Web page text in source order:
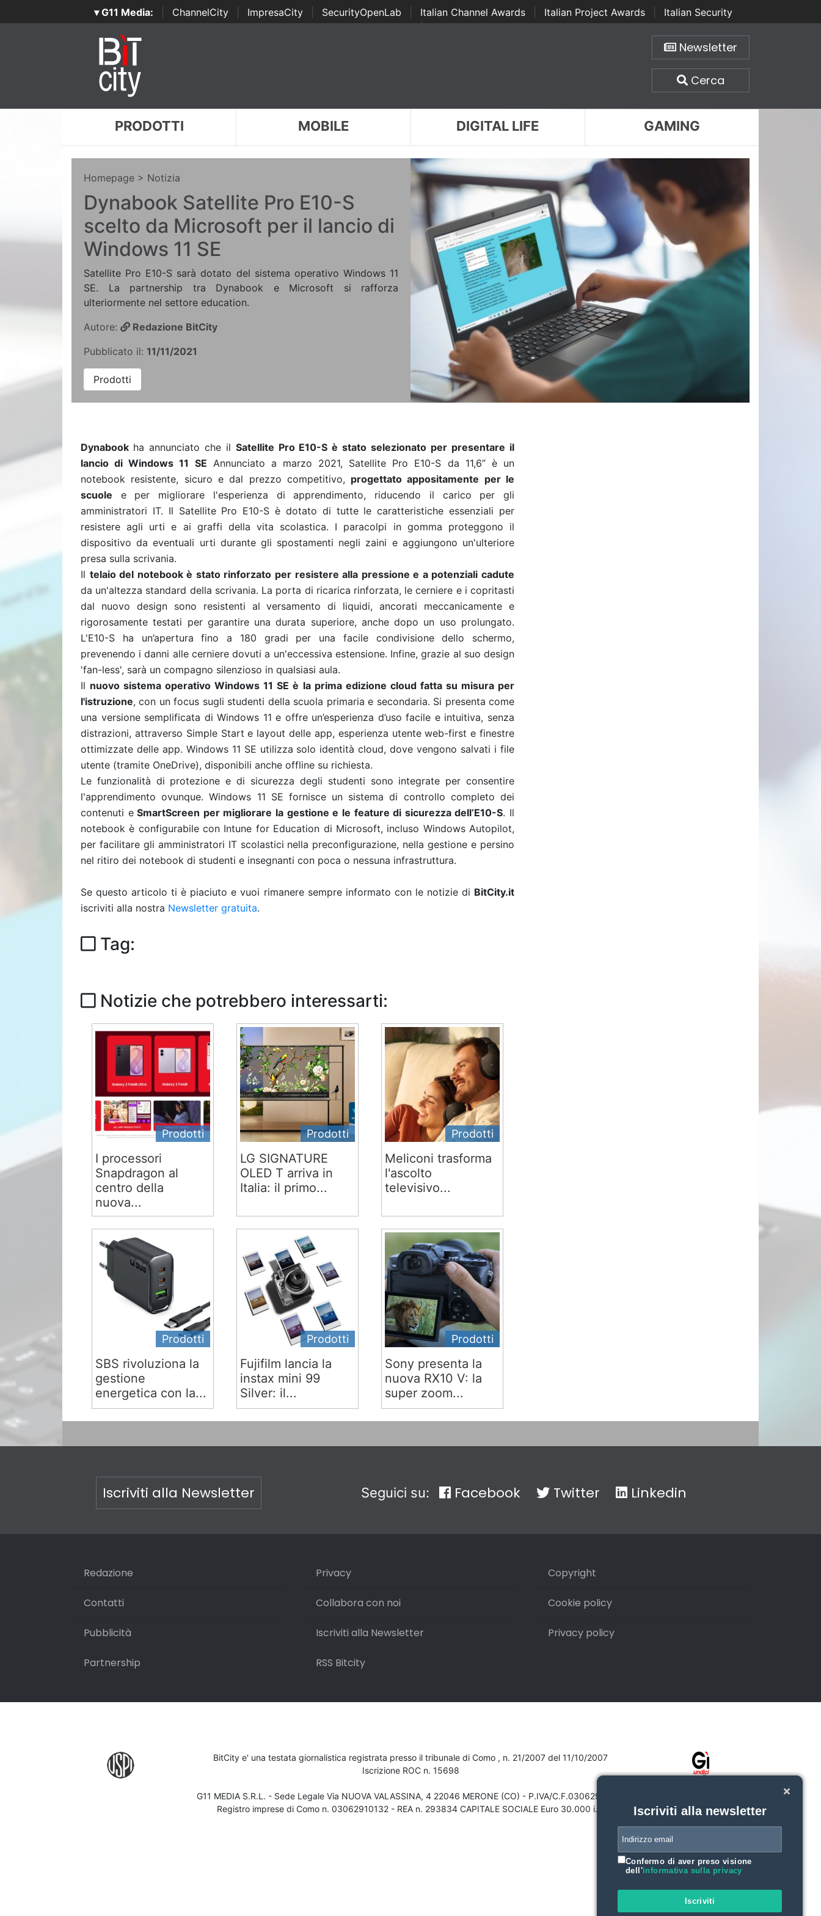
▾ G11 Media: ChannelCity ImpresaCity SecurityOpenLab Italian Channel Awards Italian Project Awards
Italian Security
Awards | ...
Newsletter
Cerca
PRODOTTI MOBILE DIGITAL LIFE GAMING
Homepage > Notizia
Dynabook Satellite Pro E10-S
scelto da Microsoft per il lancio di
Windows 11 SE
Satellite Pro E10-S sarà dotato del sistema operativo Windows 11
SE. La partnership tra Dynabook e Microsoft si rafforza
ulteriormente nel settore education.
Autore:
Redazione BitCity
Pubblicato il: 11/11/2021
Prodotti
Dynabook ha annunciato che il Satellite Pro E10-S è stato selezionato per presentare il
lancio di Windows 11 SE Annunciato a marzo 2021, Satellite Pro E10-S da 11,6” è un
notebook resistente, sicuro e dal prezzo competitivo, progettato appositamente per le
scuole e per migliorare l'esperienza di apprendimento, riducendo il carico per gli
amministratori IT. Il Satellite Pro E10-S è dotato di tutte le caratteristicheessenziali per
resistere agli urti e ai graffi della vita scolastica. I paracolpi in gomma proteggono il
dispositivo da eventuali urti durante gli spostamenti negli zaini e aggiungono un'ulteriore
presa sulla scrivania.
Il telaio del notebook è stato rinforzato per resistere alla pressione e a potenziali cadute
da un'altezza standard della scrivania. La porta di ricarica rinforzata, le cerniere e i copritasti
dal nuovo design sono resistenti al versamento di liquidi, ancorati meccanicamente e
rigorosamente testati per garantire una durata superiore, anche dopo un uso prolungato.
L'E10-S ha un’apertura fino a 180 gradi per una facile condivisione dello schermo,
prevenendo i danni alle cerniere dovuti a un'eccessiva estensione. Infine, grazie al suo design
'fan-less', sarà un compagno silenzioso in qualsiasi aula.
Il nuovo sistema operativo Windows 11 SE è la prima edizione cloud fatta su misura per
l'istruzione, con un focus sugli studenti della scuola primaria e secondaria. Si presenta come
una versione semplificata di Windows 11 e offre un’esperienza d’uso facile e intuitiva, senza
distrazioni, attraverso Simple Start e layout delle app, esperienza utente web-first e finestre
ottimizzate delle app. Windows 11 SE utilizza solo identità cloud, dove vengono salvati i file
utente (tramite OneDrive), disponibili anche offline su richiesta.
Le funzionalità di protezione e di sicurezza degli studenti sono integrate per consentire
l'apprendimento ovunque. Windows 11 SE fornisce un sistema di controllo completo dei
contenuti eSmartScreen per migliorare la gestione e le feature di sicurezza dell’E10-S. Il
notebook è configurabile con Intune for Education di Microsoft, incluso Windows Autopilot,
per facilitare gli amministratori IT scolastici nella preconfigurazione, nella gestione e persino
nel ritiro dei notebook di studenti e insegnanti con poca o nessuna infrastruttura.
Se questo articolo ti è piaciuto e vuoi rimanere sempre informato con le notizie di BitCity.it
iscriviti alla nostra Newsletter gratuita.
Tag:
Notizie che potrebbero interessarti:
Prodotti
I processori
Snapdragon al
centro della
nuova...
Prodotti
LG SIGNATURE
OLED T arriva in
Italia: il primo...
Prodotti
Meliconi trasforma
l'ascolto
televisivo...
Prodotti
SBS rivoluziona la
gestione
energetica con la...
Prodotti
Fujifilm lancia la
instax mini 99
Silver: il...
Prodotti
Sony presenta la
nuova RX10 V: la
super zoom...
Iscriviti alla Newsletter Seguici su: Facebook Twitter Linkedin
Redazione
Contatti
Pubblicità
Partnership
Privacy
Collabora con noi
Iscriviti alla Newsletter
RSS Bitcity
Copyright
Cookie policy
Privacy policy
BitCity e' una testata giornalistica registrata presso il tribunale di Como , n. 21/2007 del 11/10/2007
Iscrizione ROC n. 15698
G11 MEDIA S.R.L. - Sede Legale Via NUOVA VALASSINA, 4 22046 MERONE (CO) - P.IVA/C.F.03062910132
Registro imprese di Como n. 03062910132 - REA n. 293834 CAPITALE SOCIALE Euro 30.000 i.v.
Iscriviti alla newsletter
Confermo di aver preso visione
dell'informativa sulla privacy
Iscriviti